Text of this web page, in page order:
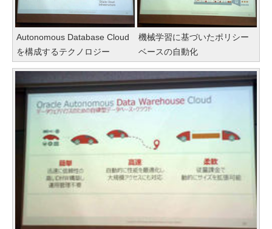
Autonomous Database Cloud
を構成するテクノロジー
機械学習に基づいたポリシー
ベースの自動化